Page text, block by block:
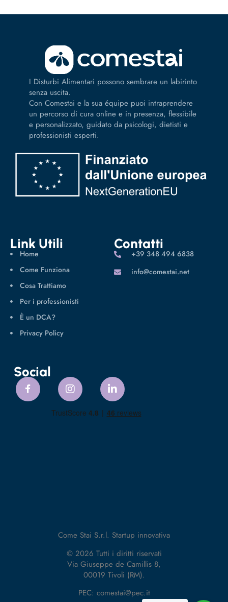
I Disturbi Alimentari possono sembrare un labirinto
senza uscita.
Con Comestai e la sua équipe puoi intraprendere
un percorso di cura online e in presenza, flessibile
e personalizzato, guidato da psicologi, dietisti e
professionisti esperti.
Link Utili
Home
Come Funziona
Cosa Trattiamo
Per i professionisti
È un DCA?
Privacy Policy
Contatti
‪+39 348 494 6838
info@comestai.net
Social
Come Stai S.r.l. Startup innovativa
© 2026 Tutti i diritti riservati
Via Giuseppe de Camillis 8,
00019 Tivoli (RM).
PEC: comestai@pec.it